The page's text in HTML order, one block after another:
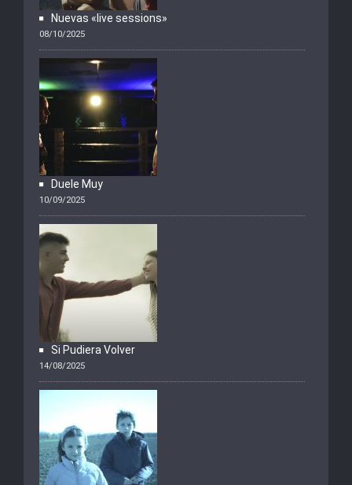
Nuevas «live sessions»
08/10/2025
Duele Muy
10/09/2025
Si Pudiera Volver
14/08/2025